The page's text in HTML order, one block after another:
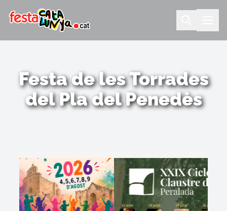
Festa de les Torrades
del Pla del Penedès